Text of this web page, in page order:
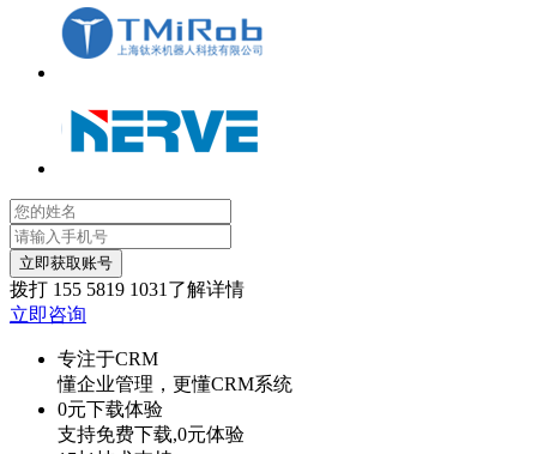
立即获取账号
拨打 155 5819 1031 了解详情
立即咨询
专注于CRM
懂企业管理，更懂CRM系统
0元下载体验
支持免费下载,0元体验